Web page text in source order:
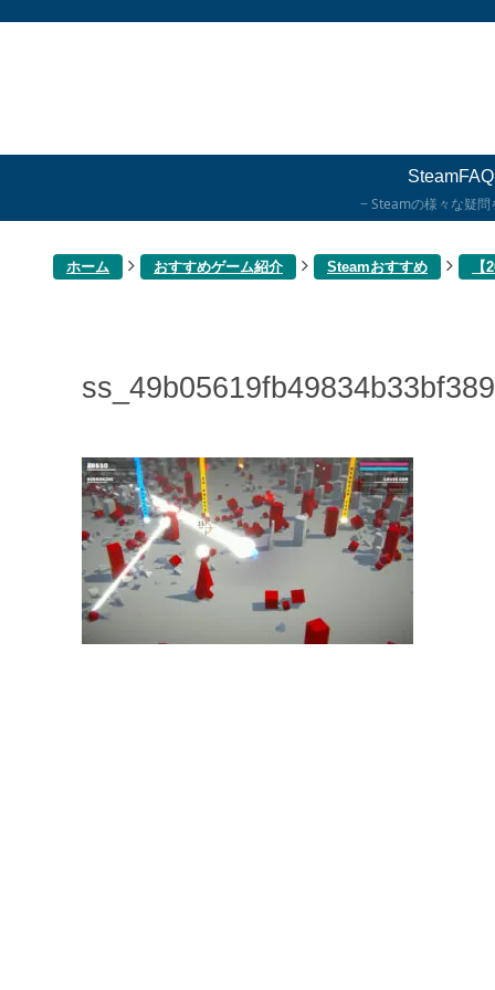
SteamFAQ
Steamの様々な疑問
ホーム おすすめゲーム紹介 Steamおすすめ